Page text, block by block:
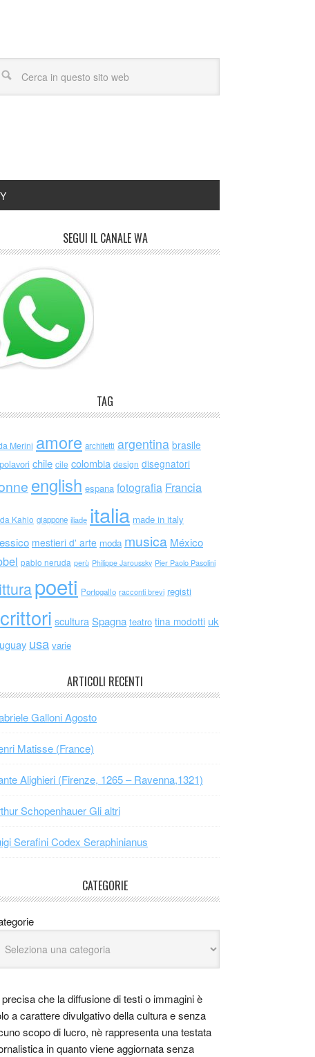
SEGUI IL CANALE WA
TAG
Merini amore architetti argentina brasile
chile cile colombia design disegnatori
english espana fotografia Francia
Kahlo giappone iliade italia made in italy
mestieri d' arte moda musica México
pablo neruda perù Philippe Jaroussky Pier Paolo Pasolini
poeti Portogallo racconti brevi registi
scultura Spagna teatro tina modotti uk
usa varie
ARTICOLI RECENTI
Galloni Agosto
Matisse (France)
Alighieri (Firenze, 1265 – Ravenna,1321)
Schopenhauer Gli altri
Serafini Codex Seraphinianus
CATEGORIE
che la diffusione di testi o immagini è
a carattere divulgativo della cultura e senza
scopo di lucro, nè rappresenta una testata
in quanto viene aggiornata senza